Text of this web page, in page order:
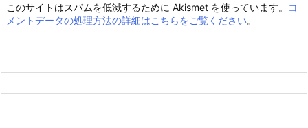
このサイトはスパムを低減するために Akismet を使っています。
コ
メントデータの処理方法の詳細はこちらをご覧ください。